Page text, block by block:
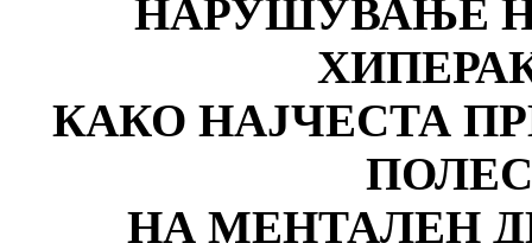
НАРУШУВАЊЕ
КАКО НАЈЧЕСТА
НА МЕНТАЛЕН